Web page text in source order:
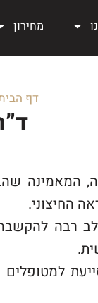
מחירון
דף
החיצוני.
רבה להקשבה